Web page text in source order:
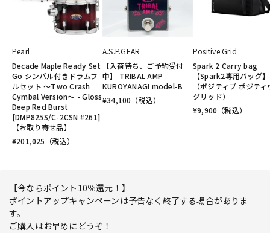
Pearl
Decade Maple Ready Set
Go シンバル付きドラムフ
ルセット ～Two Crash
Cymbal Version～ - Gloss
Deep Red Burst
[DMP825S/C-2CSN #261]
【お取り寄せ品】
¥201,025 （税込）
A.S.P.GEAR
【入荷待ち、ご予約受付
中】 TRIBAL AMP
KUROYANAGI model-B
¥34,100 （税込）
Positive Grid
Spark 2 Carry bag
【Spark2専用バッグ】
（ポジティブ ポジティ
グリッド）
¥9,900 （税込）
【今ならポイント10％還元！】
ポイントアップキャンペーンは予告なく終了する場合がありま
す。
ご購入はお早めにどうぞ！